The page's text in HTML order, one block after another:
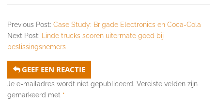
Previous Post: Case Study: Brigade Electronics en Coca-Cola
Next Post:
Linde trucks scoren uitermate goed bij
beslissingsnemers
GEEF EEN REACTIE
Je e-mailadres wordt niet gepubliceerd. Vereiste velden zijn
gemarkeerd met *